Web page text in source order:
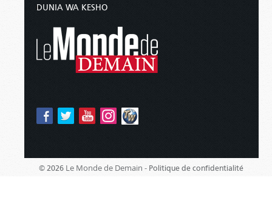
DUNIA WA KESHO
© 2026 Le Monde de Demain - Politique de confidentialité